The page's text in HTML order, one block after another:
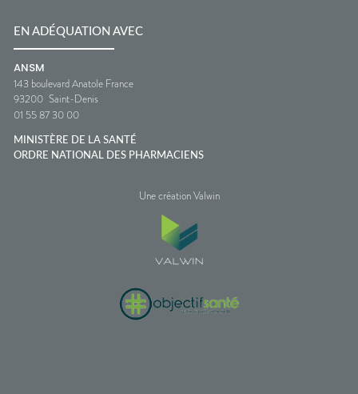
EN ADÉQUATION AVEC
ANSM
143 boulevard Anatole France
93200 Saint-Denis
01 55 87 30 00
MINISTÈRE DE LA SANTÉ
ORDRE NATIONAL DES PHARMACIENS
Une création Valwin